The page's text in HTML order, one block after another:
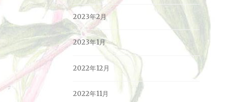
2023年2月
2023年1月
2022年12月
2022年11月